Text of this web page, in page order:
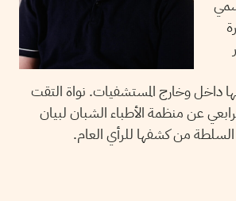
داخل وخارج المستشفيات. نواة التقت
عن منظمة الأطباء الشبان لبيان
السلطة من كشفها للرأي العام.